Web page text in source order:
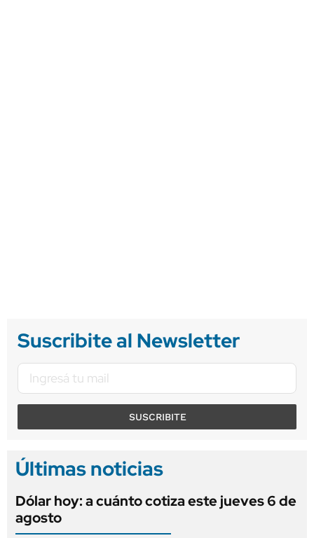
Suscribite al Newsletter
SUSCRIBITE
Últimas noticias
Dólar hoy: a cuánto cotiza este jueves 6 de
agosto